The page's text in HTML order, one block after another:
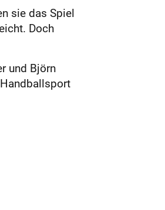
sie das Spiel
Doch
und Björn